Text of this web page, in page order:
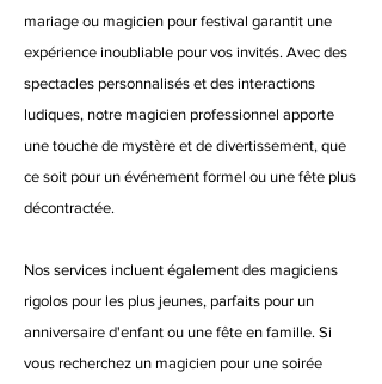
mariage ou magicien pour festival garantit une
expérience inoubliable pour vos invités. Avec des
spectacles personnalisés et des interactions
ludiques, notre magicien professionnel apporte
une touche de mystère et de divertissement, que
ce soit pour un événement formel ou une fête plus
décontractée.
Nos services incluent également des magiciens
rigolos pour les plus jeunes, parfaits pour un
anniversaire d'enfant ou une fête en famille. Si
vous recherchez un magicien pour une soirée